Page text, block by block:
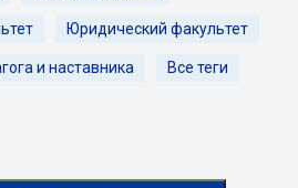
Юридический факультет
и наставника Все теги